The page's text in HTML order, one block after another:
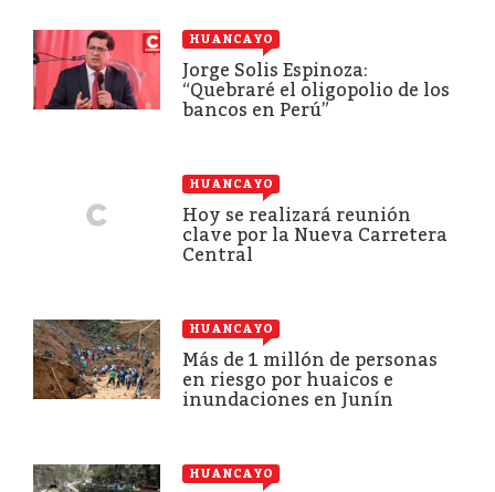
HUANCAYO
Jorge Solis Espinoza:
“Quebraré el oligopolio de los
bancos en Perú”
HUANCAYO
Hoy se realizará reunión
clave por la Nueva Carretera
Central
HUANCAYO
Más de 1 millón de personas
en riesgo por huaicos e
inundaciones en Junín
HUANCAYO